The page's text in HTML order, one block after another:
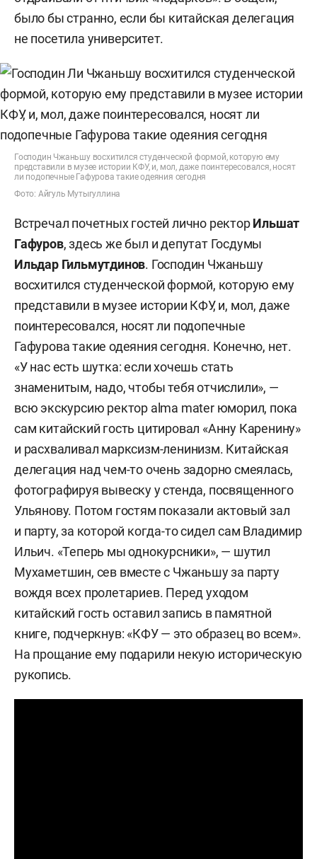
было бы странно, если бы китайская делегация
не посетила университет.
Господин Чжаньшу восхитился студенческой формой, которую ему
представили в музее истории КФУ, и, мол, даже поинтересовался, носят
ли подопечные Гафурова такие одеяния сегодня
Фото: Айгуль Мутыгуллина
Встречал почетных гостей лично ректорИльшат
Гафуров, здесь же был и депутат Госдумы
Ильдар Гильмутдинов. Господин Чжаньшу
восхитился студенческой формой, которую ему
представили в музее истории КФУ, и, мол, даже
поинтересовался, носят ли подопечные
Гафурова такие одеяния сегодня. Конечно, нет.
«У нас есть шутка: если хочешь стать
знаменитым, надо, чтобы тебя отчислили», —
всю экскурсию ректор alma mater юморил, пока
сам китайский гость цитировал «Анну Каренину»
и расхваливал марксизм-ленинизм. Китайская
делегация над чем-то очень задорно смеялась,
фотографируя вывеску у стенда, посвященного
Ульянову. Потом гостям показали актовый зал
и парту, за которой когда-то сидел сам Владимир
Ильич. «Теперь мы однокурсники», — шутил
Мухаметшин, сев вместе с Чжаньшу за парту
вождя всех пролетариев. Перед уходом
китайский гость оставил запись в памятной
книге, подчеркнув: «КФУ — это образец во всем».
На прощание ему подарили некую историческую
рукопись.